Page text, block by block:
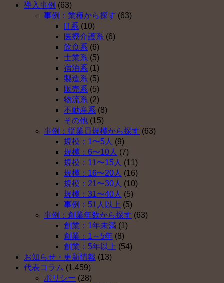
年
金
を
導
入
し
な
い
理
由
ベ
ス
ト
５
（そ
の
４）
は
確
定
拠
出
年
金
を
導
入
し
な
い
理
由
ベ
ス
ト
５
（そ
の
３）
は
企
業
型
確
定
拠
出
年
金
を
導
入
し
な
い
理
由
ベ
ス
ト
５
（そ
の
２）
は
導入事例 (63)
事例：業種から探す (63)
IT系 (10)
医療介護系 (6)
飲食系 (6)
士業系 (5)
宿泊系 (1)
製造系 (5)
販売系 (5)
物流系 (2)
不動産系 (8)
その他 (15)
事例：従業員規模から探す (63)
規模：1〜5人 (9)
規模：6〜10人 (7)
規模：11〜15人 (11)
規模：16〜20人 (16)
規模：21〜30人 (10)
規模：31〜40人 (5)
事例：51人以上 (5)
事例：創業年数から探す (63)
創業：1年未満 (1)
創業：1～5年 (8)
創業：5年以上 (54)
お知らせ・更新情報 (13)
代表コラム (1,459)
ポリシー (28)